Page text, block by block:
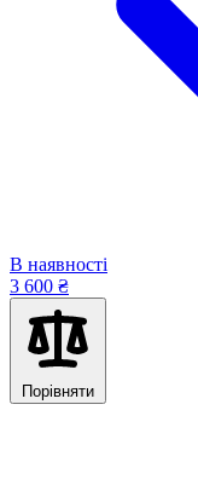
В наявності
3 600 ₴
Порівняти